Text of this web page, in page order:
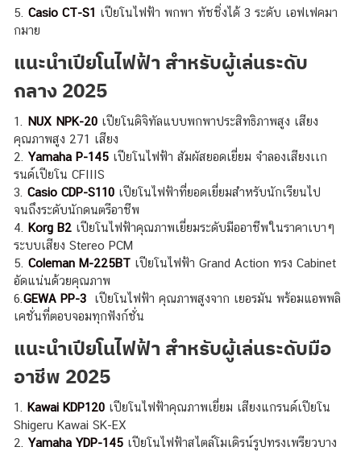
5. Casio CT-S1 เปียโนไฟฟ้า พกพา ทัชชิ่งได้ 3 ระดับ เอฟเฟคมา
กมาย
แนะนำเปียโนไฟฟ้า สำหรับผู้เล่นระดับ
กลาง 2025
1. NUX NPK-20 เปียโนดิจิทัลแบบพกพาประสิทธิภาพสูง เสียง
คุณภาพสูง 271 เสียง
2. Yamaha P-145 เปียโนไฟฟ้า สัมผัสยอดเยี่ยม จำลองเสียงเเก
รนด์เปียโน CFIIIS
3. Casio CDP-S110 เปียโนไฟฟ้าที่ยอดเยี่ยมสำหรับนักเรียนไป
จนถึงระดับนักดนตรีอาชีพ
4. Korg B2 เปียโนไฟฟ้าคุณภาพเยี่ยมระดับมืออาชีพในราคาเบาๆ
ระบบเสียง Stereo PCM
5. Coleman M-225BT เปียโนไฟฟ้า Grand Action ทรง Cabinet
อัดแน่นด้วยคุณภาพ
6. GEWA PP-3
เปียโนไฟฟ้า คุณภาพสูงจาก เยอรมัน พร้อมแอพพลิ
เคชั่นที่ตอบจอมทุกฟังก์ชั่น
แนะนำเปียโนไฟฟ้า สำหรับผู้เล่นระดับมือ
อาชีพ 2025
1. Kawai KDP120 เปียโนไฟฟ้าคุณภาพเยี่ยม เสียงแกรนด์เปียโน
Shigeru Kawai SK-EX
2. Yamaha YDP-145 เปียโนไฟฟ้าสไตล์โมเดิรน์รูปทรงเพรียวบาง